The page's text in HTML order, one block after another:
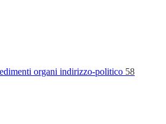
organi indirizzo-politico 58